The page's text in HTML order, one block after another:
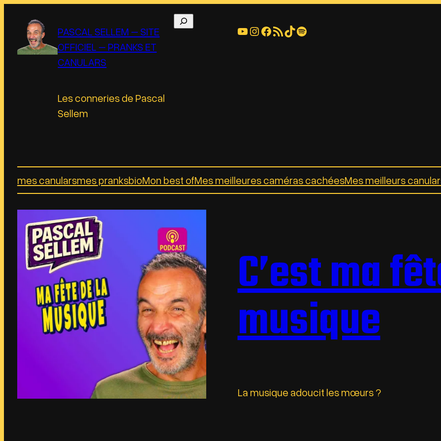
contenu
PASCAL SELLEM – SITE
OFFICIEL – PRANKS ET
CANULARS
Les conneries de Pascal
Sellem
YouTube Instagram Facebook Flux RSS TikTok Spotify
mes canularsmes pranksbioMon best ofMes meilleures caméras cachéesMes meilleurs
C’est ma
musique
La musique adoucit les mœurs ?